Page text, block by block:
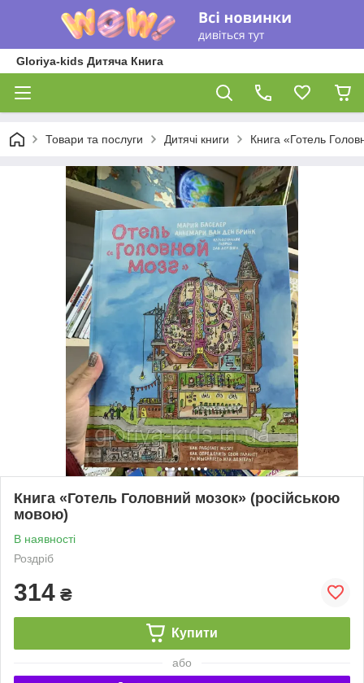
Gloriya-kids Дитяча Книга
Товари та послуги Дитячі книги Книга «Готель
Книга «Готель Головний мозок» (російською
мовою)
В наявності
Роздріб
314 ₴
Купити
або